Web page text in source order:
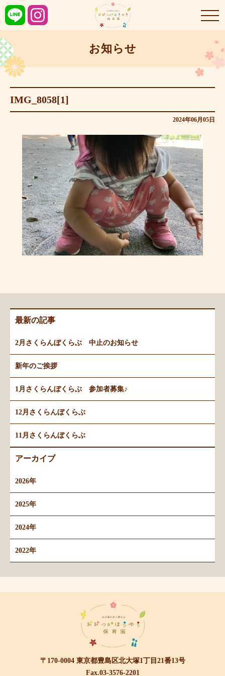
お知らせ
IMG_8058[1]
2024年06月05日
最新の記事
2月さくらんぼくらぶ 中止のお知らせ
新年のご挨拶
1月さくらんぼくらぶ 参加者募集♪
12月さくらんぼくらぶ
11月さくらんぼくらぶ
アーカイブ
2026年
2025年
2024年
2022年
〒170-0004 東京都豊島区北大塚1丁目21番13号
Fax.03-3576-2201